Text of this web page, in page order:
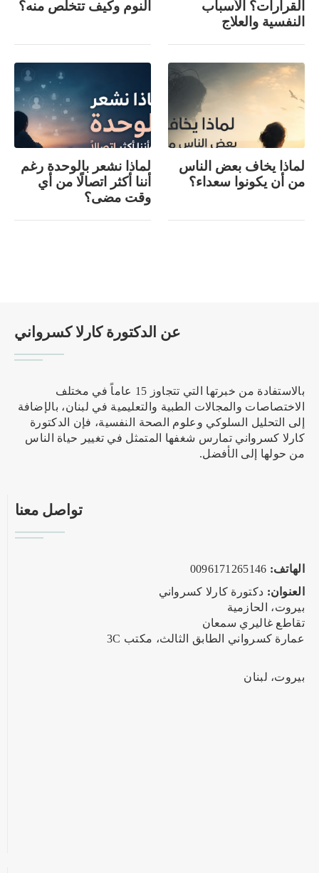
القرارات؟ الأسباب
النفسية والعلاج
النوم وكيف تتخلص منه؟
لماذا يخاف بعض الناس
من أن يكونوا سعداء؟
لماذا نشعر بالوحدة رغم
أننا أكثر اتصالًا من أي
وقت مضى؟
عن الدكتورة كارلا كسرواني
بالاستفادة من خبرتها التي تتجاوز 15 عاماً في مختلف
الاختصاصات والمجالات الطبية والتعليمية في لبنان، بالإضافة
إلى التحليل السلوكي وعلوم الصحة النفسية، فإن الدكتورة
كارلا كسرواني تمارس شغفها المتمثل في تغيير حياة الناس
من حولها إلى الأفضل.
تواصل معنا
الهاتف:
العنوان: دكتورة كارلا كسرواني
بيروت، الحازمية
تقاطع غاليري سمعان
عمارة كسرواني الطابق الثالث، مكتب 3C
بيروت، لبنان